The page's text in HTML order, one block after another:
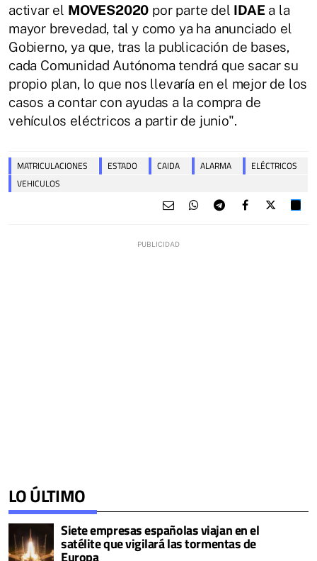
activar el MOVES2020 por parte del IDAE a la
mayor brevedad, tal y como ya ha anunciado el
Gobierno, ya que, tras la publicación de bases,
cada Comunidad Autónoma tendrá que sacar su
propio plan, lo que nos llevaría en el mejor de los
casos a contar con ayudas a la compra de
vehículos eléctricos a partir de junio".
MATRICULACIONES ESTADO CAIDA ALARMA
ELÉCTRICOS
VEHICULOS
LO ÚLTIMO
Siete empresas españolas viajan en el
satélite que vigilará las tormentas de
Europa